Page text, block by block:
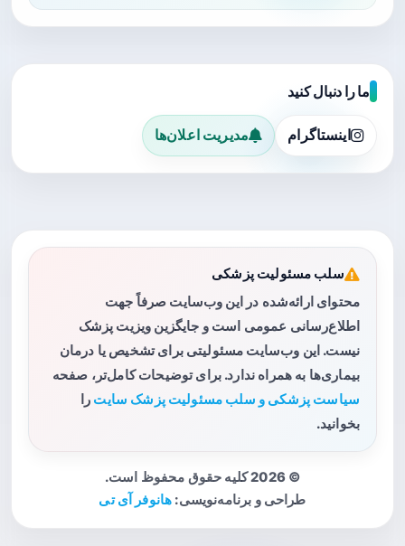
ما را دنبال کنید
اینستاگرام مدیریت اعلان‌ها
سلب مسئولیت پزشکی
محتوای ارائه‌شده در این وب‌سایت صرفاً جهت
اطلاع‌رسانی عمومی است و جایگزین ویزیت پزشک
نیست. این وب‌سایت مسئولیتی برای تشخیص یا درمان
بیماری‌ها به همراه ندارد. برای توضیحات کامل‌تر، صفحه
سیاست پزشکی و سلب مسئولیت پزشک سایت را
بخوانید.
© 2026 کلیه حقوق محفوظ است.
طراحی و برنامه‌نویسی: هانوفر آی تی